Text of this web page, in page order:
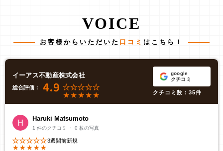
VOICE
お客様からいただいた 口コミ はこちら！
イーアス不動産株式会社
総合評価： 4.9
google
クチコミ
クチコミ数：35件
Haruki Matsumoto
1 件のクチコミ ・ 0 枚の写真
3週間前新規